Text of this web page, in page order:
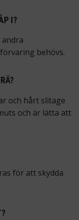
I?
behövs.
och hårt slitage
och är lätta att
för att skydda